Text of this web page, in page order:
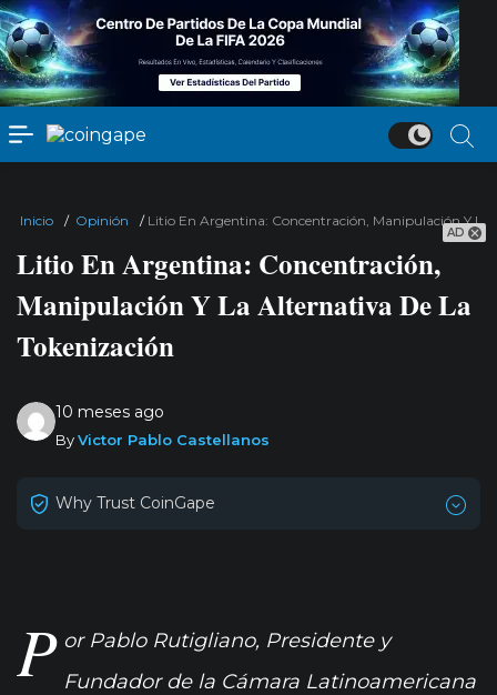
AD
Inicio / Opinión / Litio En Argentina: Concentración, Manipulación Y La
Litio En Argentina: Concentración,
Manipulación Y La Alternativa De La
Tokenización
10 meses ago
ByVictor Pablo Castellanos
Why Trust CoinGape
P or Pablo Rutigliano, Presidente y
Fundador de la Cámara Latinoamericana